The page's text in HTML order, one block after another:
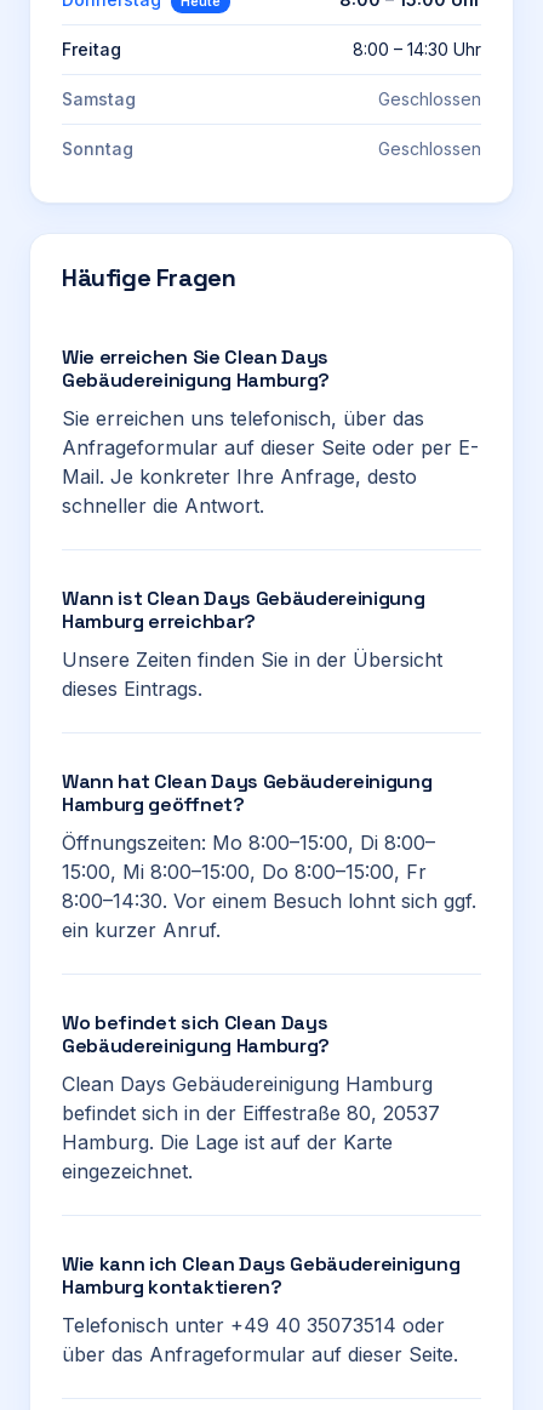
Freitag 8:00 – 14:30 Uhr
Samstag Geschlossen
Sonntag Geschlossen
Häufige Fragen
Wie erreichen Sie Clean Days
Gebäudereinigung Hamburg?
Sie erreichen uns telefonisch, über das
Anfrageformular auf dieser Seite oder per E-
Mail. Je konkreter Ihre Anfrage, desto
schneller die Antwort.
Wann ist Clean Days Gebäudereinigung
Hamburg erreichbar?
Unsere Zeiten finden Sie in der Übersicht
dieses Eintrags.
Wann hat Clean Days Gebäudereinigung
Hamburg geöffnet?
Öffnungszeiten: Mo 8:00–15:00, Di 8:00–
15:00, Mi 8:00–15:00, Do 8:00–15:00, Fr
8:00–14:30. Vor einem Besuch lohnt sich ggf.
ein kurzer Anruf.
Wo befindet sich Clean Days
Gebäudereinigung Hamburg?
Clean Days Gebäudereinigung Hamburg
befindet sich in der Eiffestraße 80, 20537
Hamburg. Die Lage ist auf der Karte
eingezeichnet.
Wie kann ich Clean Days Gebäudereinigung
Hamburg kontaktieren?
Telefonisch unter +49 40 35073514 oder
über das Anfrageformular auf dieser Seite.